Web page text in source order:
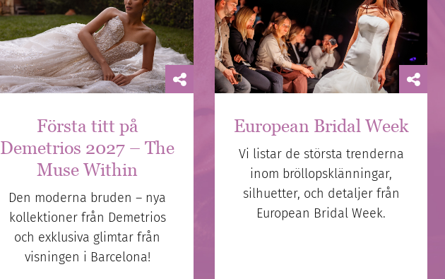
Första titt på
Demetrios 2027 – The
Muse Within
Den moderna bruden – nya
kollektioner från Demetrios
och exklusiva glimtar från
visningen i Barcelona!
European Bridal Week
Vi listar de största trenderna
inom bröllopsklänningar,
silhuetter, och detaljer från
European Bridal Week.